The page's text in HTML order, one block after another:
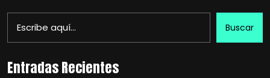
Buscar
Entradas Recientes